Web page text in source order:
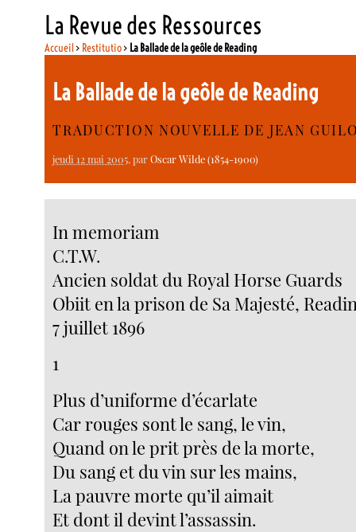
La Revue des Ressources
Accueil> Restitutio> La Ballade de la geôle de Reading
La Ballade de la geôle de Reading
TRADUCTION NOUVELLE DE JEAN
jeudi 12 mai 2005, parOscar Wilde (1854-1900)
In memoriam
C.T.W.
Ancien soldat du Royal Horse Guards
Obiit en la prison de Sa Majesté,
7 juillet 1896
1
Plus d’uniforme d’écarlate
Car rouges sont le sang, le vin,
Quand on le prit près de la morte,
Du sang et du vin sur les mains,
La pauvre morte qu’il aimait
Et dont il devint l’assassin.